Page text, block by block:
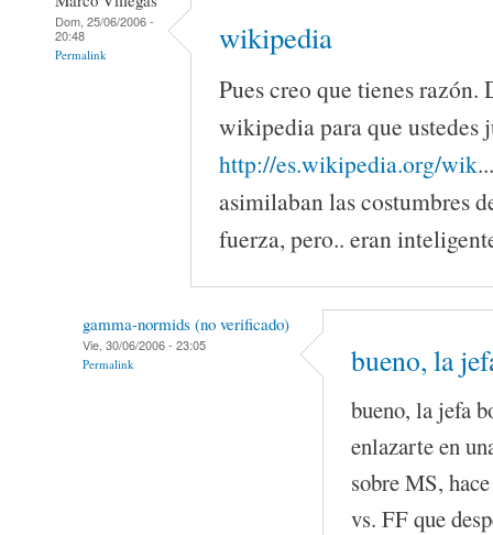
Dom, 25/06/2006 -
20:48
Permalink wikipedia
Pues creo que tienes razón.
wikipedia para que ustedes
http://es.wikipedia.org/wik
asimilaban las costumbres
fuerza, pero.. eran
gamma-normids (no verificado)
Vie, 30/06/2006 - 23:05
Permalink bueno, la
bueno, la jefa
enlazarte en
sobre MS,
vs. FF que